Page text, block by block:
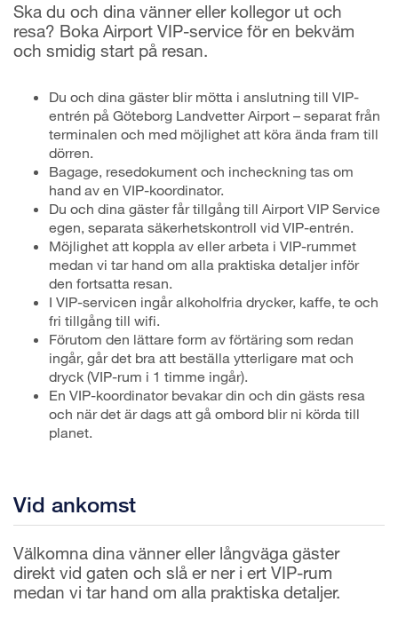
Ska du och dina vänner eller kollegor ut och
resa? Boka Airport VIP-service för en bekväm
och smidig start på resan.
Du och dina gäster blir mötta i anslutning till VIP-
entrén på Göteborg Landvetter Airport – separat från
terminalen och med möjlighet att köra ända fram till
dörren.
Bagage, resedokument och incheckning tas om
hand av en VIP-koordinator.
Du och dina gäster får tillgång till Airport VIP Service
egen, separata säkerhetskontroll vid VIP-entrén.
Möjlighet att koppla av eller arbeta i VIP-rummet
medan vi tar hand om alla praktiska detaljer inför
den fortsatta resan.
I VIP-servicen ingår alkoholfria drycker, kaffe, te och
fri tillgång till wifi.
Förutom den lättare form av förtäring som redan
ingår, går det bra att beställa ytterligare mat och
dryck (VIP-rum i 1 timme ingår).
En VIP-koordinator bevakar din och din gästs resa
och när det är dags att gå ombord blir ni körda till
planet.
Vid ankomst
Välkomna dina vänner eller långväga gäster
direkt vid gaten och slå er ner i ert VIP-rum
medan vi tar hand om alla praktiska detaljer.